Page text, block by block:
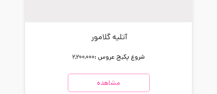
آتلیه گلامور
شروع پکیج عروس :2,200,000
مشاهده